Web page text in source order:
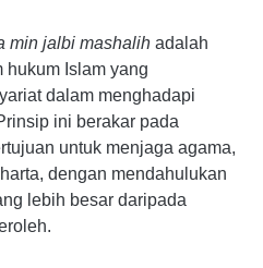
min jalbi mashalih adalah
hukum Islam yang
dalam menghadapi
ini berakar pada
untuk menjaga agama,
dengan mendahulukan
lebih besar daripada